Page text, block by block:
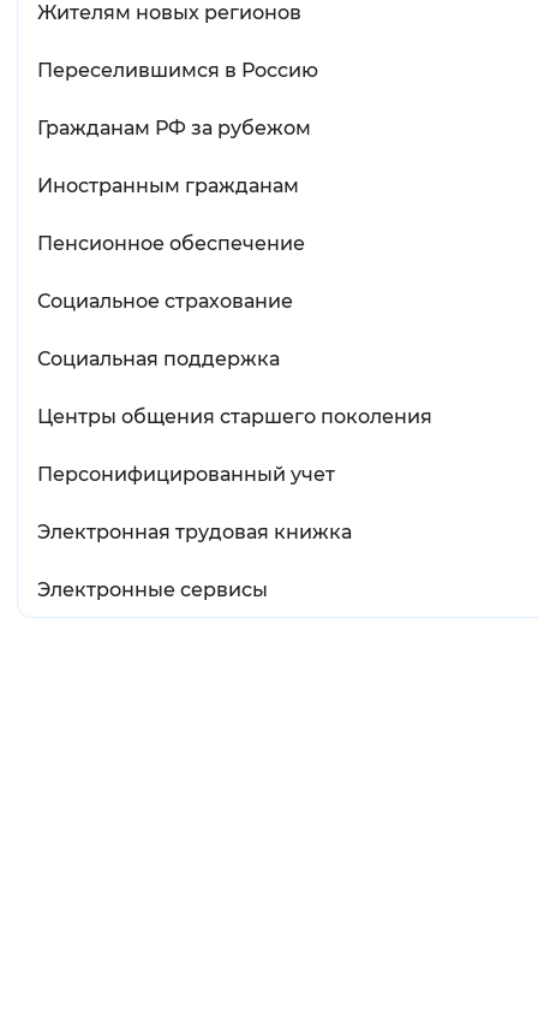
Жителям новых регионов
Переселившимся в Россию
Гражданам РФ за рубежом
Иностранным гражданам
Пенсионное обеспечение
Социальное страхование
Социальная поддержка
Центры общения старшего поколения
Персонифицированный учет
Электронная трудовая книжка
Электронные сервисы